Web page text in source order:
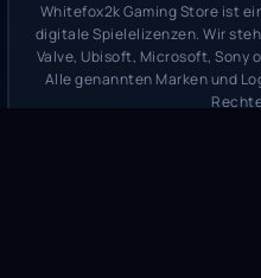
Whitefox2k Gaming Store ist
digitale Spielelizenzen. Wir
Valve, Ubisoft, Microsoft, Sony
Alle genannten Marken und